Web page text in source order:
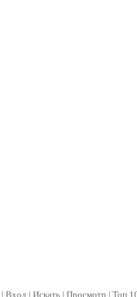
| Вход | Искать | Просмотр | Топ